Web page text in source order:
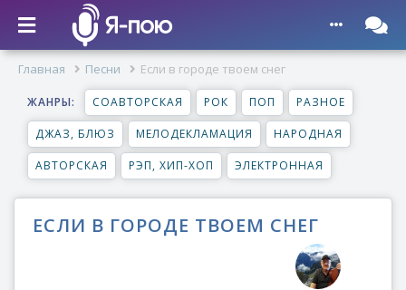
Главная Песни Если в городе твоем снег
ЖАНРЫ: СОАВТОРСКАЯ РОК ПОП РАЗНОЕ
ДЖАЗ, БЛЮЗ МЕЛОДЕКЛАМАЦИЯ НАРОДНАЯ
АВТОРСКАЯ РЭП, ХИП-ХОП ЭЛЕКТРОННАЯ
ЕСЛИ В ГОРОДЕ ТВОЕМ СНЕГ